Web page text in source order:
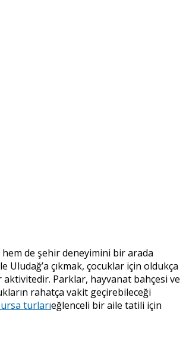
de şehir deneyimini bir arada
Uludağ’a çıkmak, çocuklar için oldukça
aktivitedir. Parklar, hayvanat bahçesi ve
rahatça vakit geçirebileceği
turlarıeğlenceli bir aile tatili için